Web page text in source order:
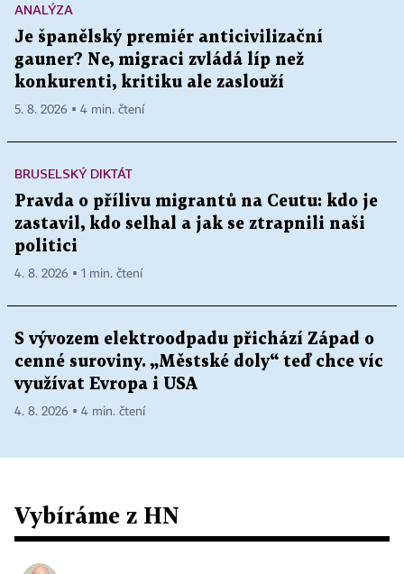
ANALÝZA
Je španělský premiér anticivilizační
gauner? Ne, migraci zvládá líp než
konkurenti, kritiku ale zaslouží
5. 8. 2026 ▪ 4 min. čtení
BRUSELSKÝ DIKTÁT
Pravda o přílivu migrantů na Ceutu: kdo je
zastavil, kdo selhal a jak se ztrapnili naši
politici
4. 8. 2026 ▪ 1 min. čtení
S vývozem elektroodpadu přichází Západ o
cenné suroviny. „Městské doly“ teď chce víc
využívat Evropa i USA
4. 8. 2026 ▪ 4 min. čtení
Vybíráme z HN